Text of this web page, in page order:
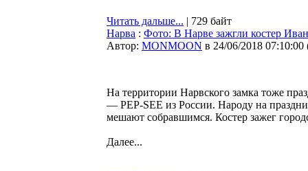
Читать дальше... | 729 байт
Нарва : Фото: В Нарве зажгли костер
Автор: MONMOON в 24/06/2018 07:10:00
На территории Нарвского замка тоже
— PEP-SEE из России. Народу на
мешают собравшимся. Костер зажег
Далее...